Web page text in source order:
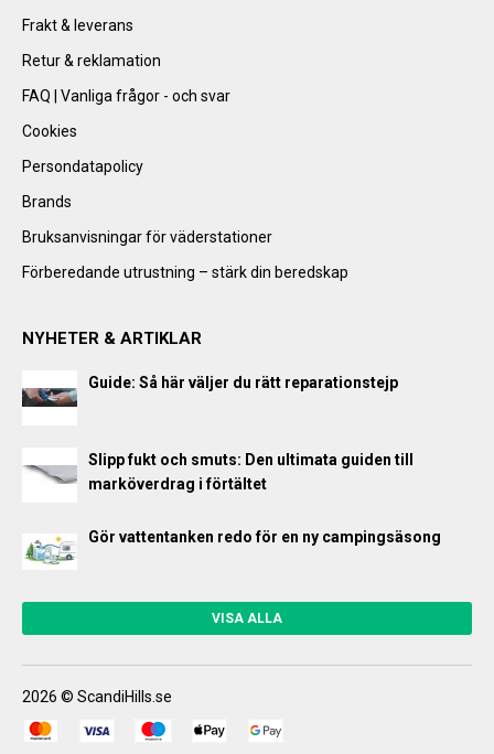
Frakt & leverans
Retur & reklamation
FAQ | Vanliga frågor - och svar
Cookies
Persondatapolicy
Brands
Bruksanvisningar för väderstationer
Förberedande utrustning – stärk din beredskap
NYHETER & ARTIKLAR
Guide: Så här väljer du rätt reparationstejp
Slipp fukt och smuts: Den ultimata guiden till
marköverdrag i förtältet
Gör vattentanken redo för en ny campingsäsong
VISA ALLA
2026 © ScandiHills.se